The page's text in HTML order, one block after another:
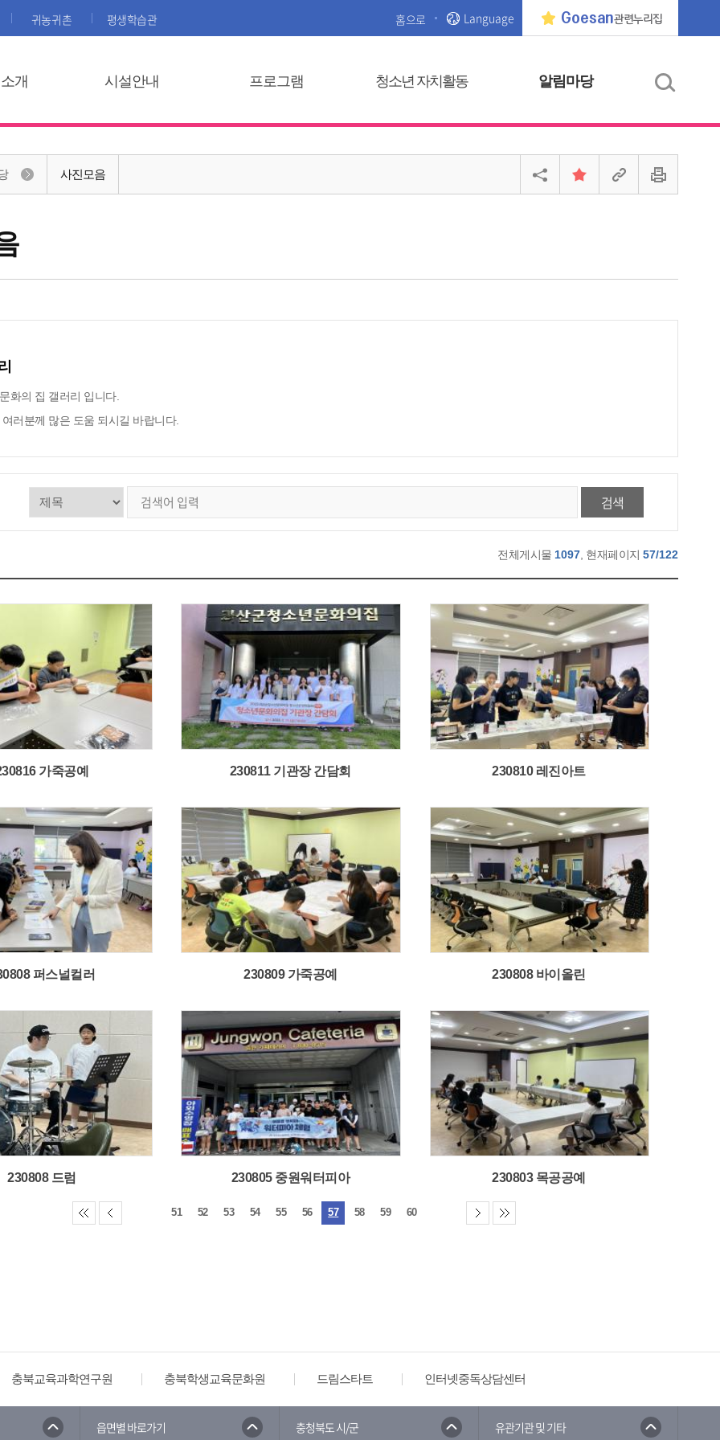
귀농귀촌 평생학습관 홈으로 Language Goesan관련누리집
개 시설안내 프로그램 청소년 자치활동 알림마당
사진모음
화의 집 갤러리 입니다.
러분께 많은 도움 되시길 바랍니다.
검색
전체게시물 1097 , 현재페이지 57/122
가죽공예 230811 기관장 간담회 230810 레진아트
퍼스널컬러 230809 가죽공예 230808 바이올린
230808 드럼 230805 중원워터피아 230803 목공공예
51 52 53 54 55 56 57 58 59 60
충북교육과학연구원 충북학생교육문화원 드림스타트 인터넷중독상담센터
읍면별 바로가기 충청북도 시/군 유관기관 및 기타